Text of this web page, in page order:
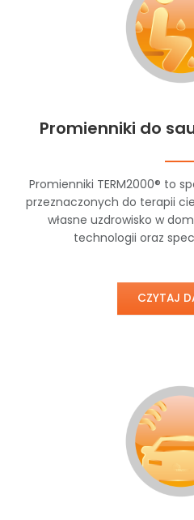
Promienniki do
Promienniki TERM2000® to
przeznaczonych do terapii
własne uzdrowisko w
technologii oraz
CZYTAJ